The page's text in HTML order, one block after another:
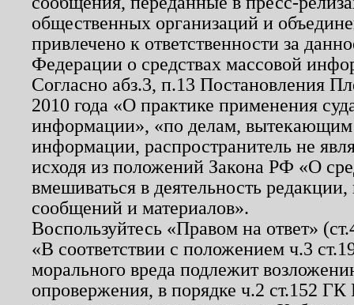
общественных организаций и
привлечено к ответственности за
Федерации о средствах массовой
Согласно абз.3, п.13 Постановления
2010 года «О практике применения
информации», «по делам, вытекающим
информации, распространитель не
исходя из положений Закона РФ «О
вмешиваться в деятельность
сообщений и материалов».
Воспользуйтесь «Правом на ответ»
«В соответствии с положением ч.3
морального вреда подлежит
опровержения, в порядке ч.2 ст.152